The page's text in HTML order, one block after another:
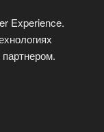
Experience.